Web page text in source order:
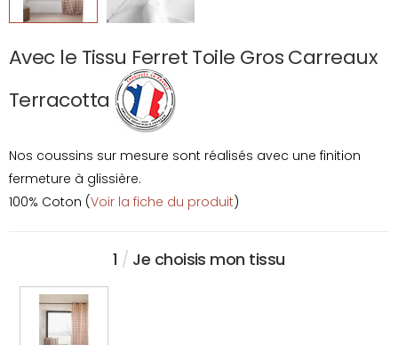
Avec le Tissu Ferret Toile Gros Carreaux
Terracotta
Nos coussins sur mesure sont réalisés avec une finition
fermeture à glissière.
100% Coton (Voir la fiche du produit)
1 / Je choisis mon tissu